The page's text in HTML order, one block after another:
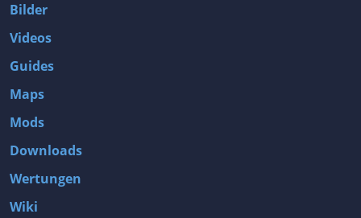
Bilder
Videos
Guides
Maps
Mods
Downloads
Wertungen
Wiki